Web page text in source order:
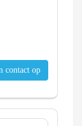
contact op